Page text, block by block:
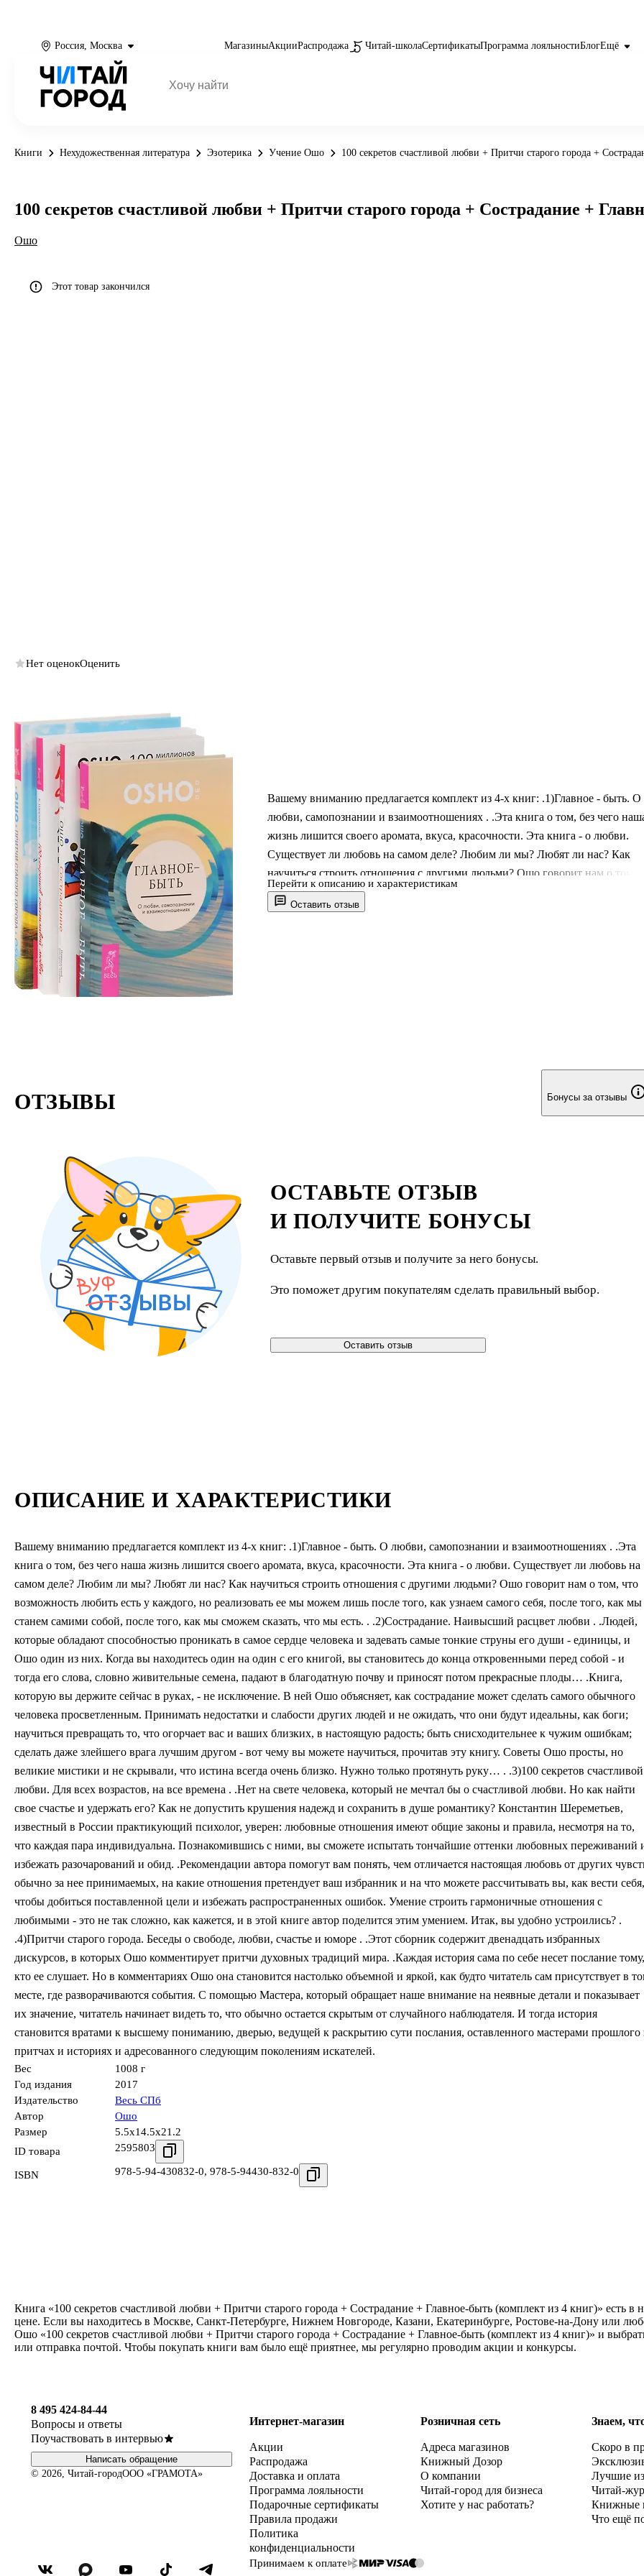
Россия, Москва МагазиныАкцииРаспродажа Читай-школаСертификатыПрограмма лояльностиБлогЕщё
Книги Нехудожественная литература Эзотерика Учение Ошо 100 секретов счастливой любви + Притчи старого города +
Оставить отзыв
Вашему вниманию предлагается комплект из 4-х книг: .1)Главное - быть. О
любви, самопознании и взаимоотношениях . .Эта книга о том, без чего
жизнь лишится своего аромата, вкуса, красочности. Эта книга - о любви.
Существует ли любовь на самом деле? Любим ли мы? Любят ли нас? Как
научиться строить отношения с другими людьми? Ошо говорит нам о том,
что возможность любить есть у каждого, но реализовать ее мы можем лишь
после того, как узнаем самого себя, после того, как мы станем самими собой,
Перейти к описанию и характеристикам
100 секретов счастливой любви + Притчи старого города + Сострадание +
Ошо
Этот товар закончился
Нет оценокОценить
ОПИСАНИЕ И ХАРАКТЕРИСТИКИ
Вашему вниманию предлагается комплект из 4-х книг: .1)Главное - быть. О любви, самопознании и взаимоотношениях . .Эта
книга о том, без чего наша жизнь лишится своего аромата, вкуса, красочности. Эта книга - о любви. Существует ли любовь на
самом деле? Любим ли мы? Любят ли нас? Как научиться строить отношения с другими людьми? Ошо говорит нам о том, что
возможность любить есть у каждого, но реализовать ее мы можем лишь после того, как узнаем самого себя, после того, как мы
станем самими собой, после того, как мы сможем сказать, что мы есть. . .2)Сострадание. Наивысший расцвет любви . .Людей,
которые обладают способностью проникать в самое сердце человека и задевать самые тонкие струны его души - единицы, и
Ошо один из них. Когда вы находитесь один на один с его книгой, вы становитесь до конца откровенными перед собой - и
тогда его слова, словно живительные семена, падают в благодатную почву и приносят потом прекрасные плоды… .Книга,
которую вы держите сейчас в руках, - не исключение. В ней Ошо объясняет, как сострадание может сделать самого обычного
человека просветленным. Принимать недостатки и слабости других людей и не ожидать, что они будут идеальны, как боги;
научиться превращать то, что огорчает вас и ваших близких, в настоящую радость; быть снисходительнее к чужим ошибкам;
сделать даже злейшего врага лучшим другом - вот чему вы можете научиться, прочитав эту книгу. Советы Ошо просты, но
великие мистики и не скрывали, что истина всегда очень близко. Нужно только протянуть руку… . .3)100 секретов счастливой
любви. Для всех возрастов, на все времена . .Нет на свете человека, который не мечтал бы о счастливой любви. Но как найти
свое счастье и удержать его? Как не допустить крушения надежд и сохранить в душе романтику? Константин Шереметьев,
известный в России практикующий психолог, уверен: любовные отношения имеют общие законы и правила, несмотря на то,
что каждая пара индивидуальна. Познакомившись с ними, вы сможете испытать тончайшие оттенки любовных переживаний
избежать разочарований и обид. .Рекомендации автора помогут вам понять, чем отличается настоящая любовь от других
обычно за нее принимаемых, на какие отношения претендует ваш избранник и на что можете рассчитывать вы, как вести себя,
чтобы добиться поставленной цели и избежать распространенных ошибок. Умение строить гармоничные отношения с
любимыми - это не так сложно, как кажется, и в этой книге автор поделится этим умением. Итак, вы удобно устроились? .
.4)Притчи старого города. Беседы о свободе, любви, счастье и юморе . .Этот сборник содержит двенадцать избранных
дискурсов, в которых Ошо комментирует притчи духовных традиций мира. .Каждая история сама по себе несет послание тому,
кто ее слушает. Но в комментариях Ошо она становится настолько объемной и яркой, как будто читатель сам присутствует в
месте, где разворачиваются события. С помощью Мастера, который обращает наше внимание на неявные детали и показывает
их значение, читатель начинает видеть то, что обычно остается скрытым от случайного наблюдателя. И тогда история
становится вратами к высшему пониманию, дверью, ведущей к раскрытию сути послания, оставленного мастерами прошлого
притчах и историях и адресованного следующим поколениям искателей.
Вес
1008 г
Год издания
2017
Издательство
Весь СПб
Автор
Ошо
Размер
5.5x14.5x21.2
ID товара
2595803
ISBN 978-5-94-430832-0, 978-5-94430-832-0
ОТЗЫВЫ Бонусы за отзывы
ОСТАВЬТЕ ОТЗЫВ
И ПОЛУЧИТЕ БОНУСЫ
Оставьте первый отзыв и получите за него бонусы.
Это поможет другим покупателям сделать правильный выбор.
Оставить отзыв
Книга «100 секретов счастливой любви + Притчи старого города + Сострадание + Главное-быть (комплект из 4 книг)» есть
цене. Если вы находитесь в Москве, Санкт-Петербурге, Нижнем Новгороде, Казани, Екатеринбурге, Ростове-на-Дону или
Ошо «100 секретов счастливой любви + Притчи старого города + Сострадание + Главное-быть (комплект из 4 книг)» и
или отправка почтой. Чтобы покупать книги вам было ещё приятнее, мы регулярно проводим акции и конкурсы.
8 495 424-84-44
Вопросы и ответы
Поучаствовать в интервью
Написать обращение
© 2026, Читай-городООО «ГРАМОТА»
Интернет-магазин
Акции
Распродажа
Доставка и оплата
Программа лояльности
Подарочные сертификаты
Правила продажи
Политика
конфиденциальности
Розничная сеть
Адреса магазинов
Книжный Дозор
О компании
Читай-город для бизнеса
Хотите у нас работать?
Знаем,
Скоро в
Лучшие
Читай-
Книжные
Что ещё
Принимаем к оплате